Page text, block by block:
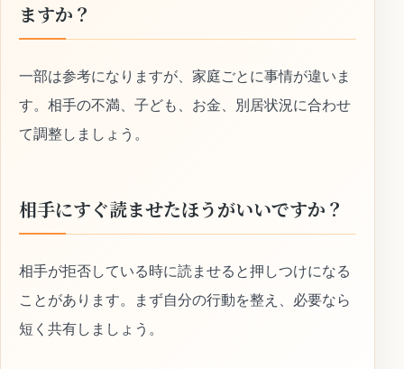
ますか？
一部は参考になりますが、家庭ごとに事情が違いま
す。相手の不満、子ども、お金、別居状況に合わせ
て調整しましょう。
相手にすぐ読ませたほうがいいですか？
相手が拒否している時に読ませると押しつけになる
ことがあります。まず自分の行動を整え、必要なら
短く共有しましょう。